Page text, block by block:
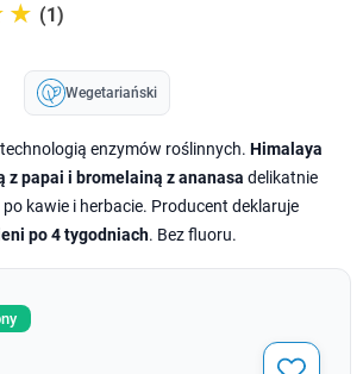
(1)
Wegetariański
enzymów roślinnych. Himalaya
z papai i bromelainą z ananasa delikatnie
kawie i herbacie. Producent deklaruje
po 4 tygodniach. Bez fluoru.